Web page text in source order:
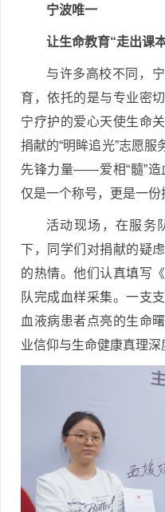
宁波唯一
让生命教育“走出课
与许多高校不同，
育，依托的是与专业密
宁疗护的爱心天使生命
捐献的“明眸追光”志愿
先锋力量——爱相“髓”造
仅是一个称号，更是一份
活动现场，在服务
下，同学们对捐献的疑
的热情。他们认真填写
队完成血样采集。一支
血液病患者点亮的生命
业信仰与生命健康真理深